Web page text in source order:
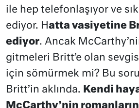
ile hep telefonlaşıyor ve
ediyor. Hatta vasiyetine
ediyor. Ancak
gitmeleri Britt’e olan
için sömürmek mi? Bu
Britt’in aklında. Kendi